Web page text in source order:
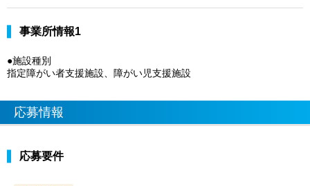
事業所情報1
●施設種別
指定障がい者支援施設、障がい児支援施設
応募情報
応募要件